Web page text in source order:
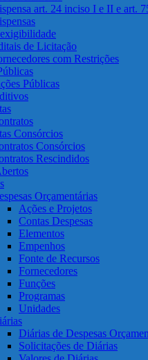
art. 24 inciso I e II e art.
de Licitação
com Restrições
Públicas
Consórcios
Consórcios
Rescindidos
Orçamentárias
Ações e Projetos
Contas Despesas
Elementos
Empenhos
Fonte de Recursos
Fornecedores
Funções
Programas
Unidades
Diárias de Despesas
Solicitações de Diárias